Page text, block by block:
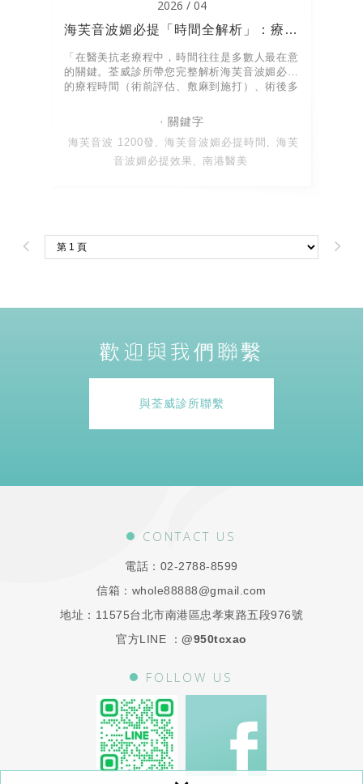
2026 / 04
海芙音波媚必提「時間全解析」：療程要多久？術後多久見效？能維持多久？
「在醫美抗老療程中，時間往往是多數人最在意
的關鍵。荃威診所帶您完整解析海芙音波媚必提
的療程時間（術前評估、敷麻到施打）、術後多
幫助您在療程前建立清楚的期待與年度保養規
劃。」
海芙音波 1200發
海芙音波媚必提時間
海芙
音波媚必提效果
南港醫美
歡迎與我們聯繫
與荃威診所聯繫
CONTACT US
電話： 02-2788-8599
信箱： whole88888@gmail.com
地址： 11575台北市南港區忠孝東路五段976號
官方LINE ：@950tcxao
FOLLOW US